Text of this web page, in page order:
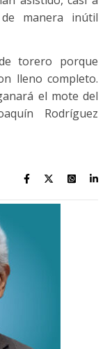
manera inútil
torero porque
lleno completo.
el mote del
Rodríguez